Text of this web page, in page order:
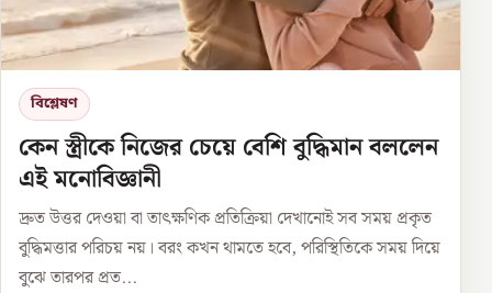
বিশ্লেষণ
কেন স্ত্রীকে নিজের চেয়ে বেশি বুদ্ধিমান বললেন
এই মনোবিজ্ঞানী
দ্রুত উত্তর দেওয়া বা তাৎক্ষণিক প্রতিক্রিয়া দেখানোই সব সময় প্রকৃত
বুদ্ধিমত্তার পরিচয় নয়। বরং কখন থামতে হবে, পরিস্থিতিকে সময় দিয়ে
বুঝে তারপর প্রত...